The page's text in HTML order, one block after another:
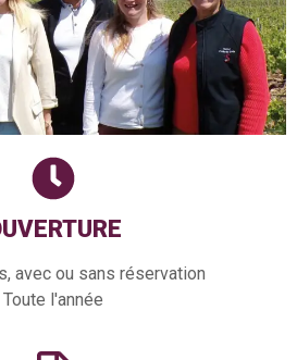
avec ou sans réservation
Toute l'année